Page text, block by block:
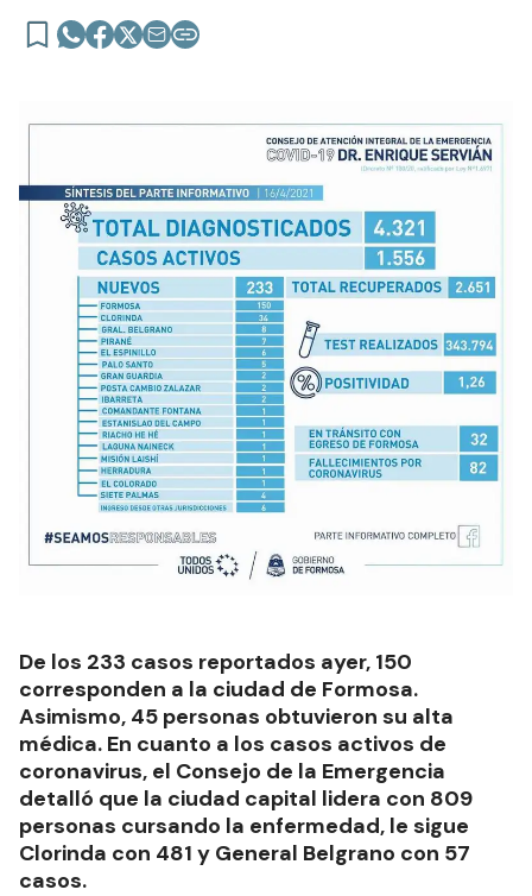
De los 233 casos reportados ayer, 150
corresponden a la ciudad de Formosa.
Asimismo, 45 personas obtuvieron su alta
médica. En cuanto a los casos activos de
coronavirus, el Consejo de la Emergencia
detalló que la ciudad capital lidera con 809
personas cursando la enfermedad, le sigue
Clorinda con 481 y General Belgrano con 57
casos.